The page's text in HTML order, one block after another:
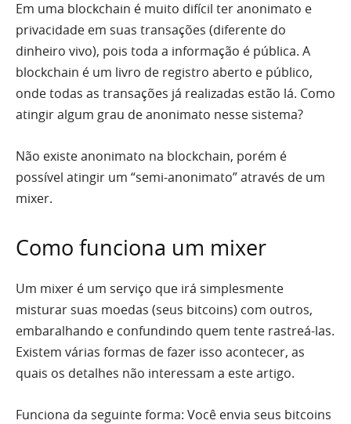
Em uma blockchain é muito difícil ter anonimato e
privacidade em suas transações (diferente do
dinheiro vivo), pois toda a informação é pública. A
blockchain é um livro de registro aberto e público,
onde todas as transações já realizadas estão lá. Como
atingir algum grau de anonimato nesse sistema?
Não existe anonimato na blockchain, porém é
possível atingir um “semi-anonimato” através de um
mixer.
Como funciona um mixer
Um mixer é um serviço que irá simplesmente
misturar suas moedas (seus bitcoins) com outros,
embaralhando e confundindo quem tente rastreá-las.
Existem várias formas de fazer isso acontecer, as
quais os detalhes não interessam a este artigo.
Funciona da seguinte forma: Você envia seus bitcoins